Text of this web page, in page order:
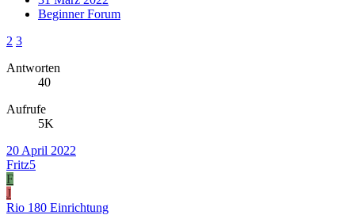
Beginner Forum
2 3
Antworten
40
Aufrufe
5K
20 April 2022
Fritz5
F
J
Rio 180 Einrichtung